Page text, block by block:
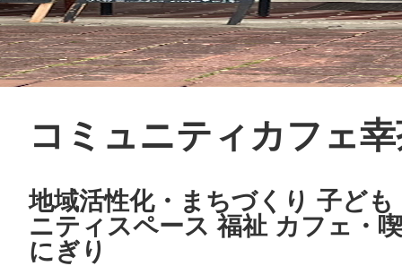
コミュニティカフェ
地域活性化・まちづくり 子ど
ニティスペース 福祉 カフェ・
にぎり
まちのコイン
お知らせ
ヘルプ